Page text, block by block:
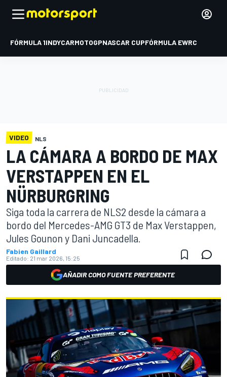
FÓRMULA 1INDYCARMOTOGPNASCAR CUPFÓRMULA EWRC
VIDEO NLS
LA CÁMARA A BORDO DE MAX
VERSTAPPEN EN EL
NÜRBURGRING
Siga toda la carrera de NLS2 desde la cámara a
bordo del Mercedes-AMG GT3 de Max Verstappen,
Jules Gounon y Dani Juncadella.
Fabien Gaillard
Editado: 21 mar 2026, 15:25
AÑADIR COMO FUENTE PREFERENTE